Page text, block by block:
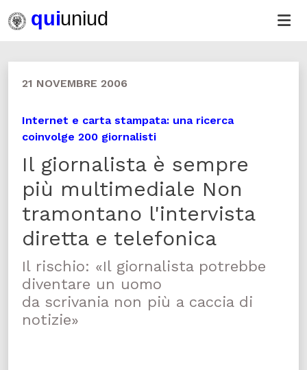
21 NOVEMBRE 2006
Internet e carta stampata: una ricerca
coinvolge 200 giornalisti
Il giornalista è sempre
più multimediale Non
tramontano l'intervista
diretta e telefonica
Il rischio: «Il giornalista potrebbe
diventare un uomo
da scrivania non più a caccia di
notizie»